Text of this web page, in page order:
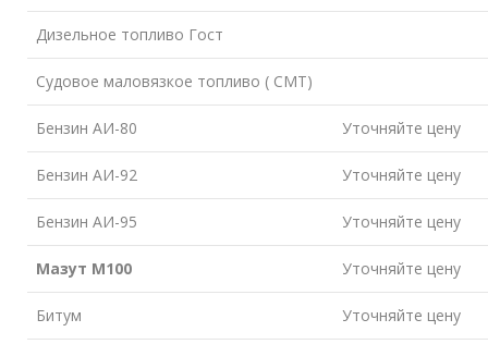
Дизельное топливо Гост
Судовое маловязкое топливо ( СМТ)
Бензин АИ-80 Уточняйте цену
Бензин АИ-92 Уточняйте цену
Бензин АИ-95 Уточняйте цену
Мазут М100 Уточняйте цену
Битум Уточняйте цену